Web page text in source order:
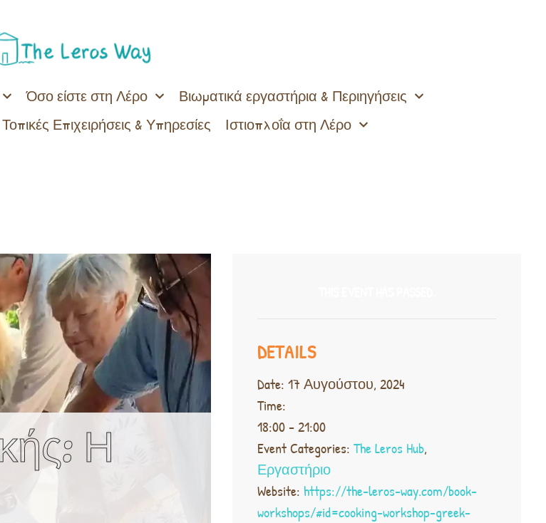
Όσο είστε στη Λέρο
Βιωματικά εργαστήρια & Περιηγήσεις
Τοπικές Επιχειρήσεις & Υπηρεσίες Ιστιοπλοΐα στη Λέρο
Η
DETAILS
Date: 17 Αυγούστου, 2024
Time:
18:00 - 21:00
Event Categories: The Leros Hub,
Εργαστήριο
Website: https://the-leros-way.com/book-
workshops/#id=cooking-workshop-greek-